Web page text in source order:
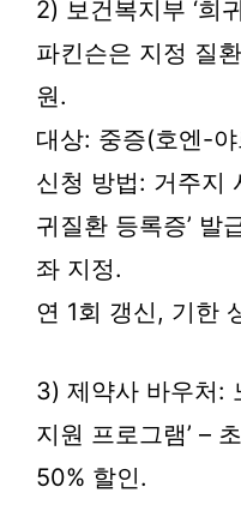
2) 보건복지부 ‘희
파킨슨은 지정 질
원.
대상: 중증(호엔-
신청 방법: 거주지
귀질환 등록증’ 발
좌 지정.
연 1회 갱신, 기한
3) 제약사 바우처:
지원 프로그램’ –
50% 할인.